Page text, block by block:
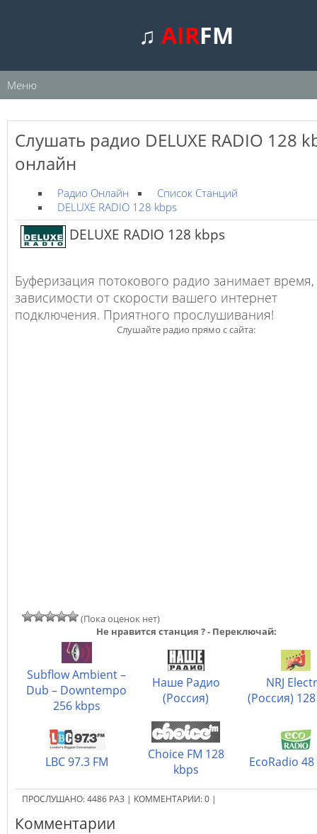
♫AIRFM
Меню
Слушать радио DELUXE RADIO 128
онлайн
Радио Онлайн
Список Станций
DELUXE RADIO 128 kbps
DELUXE RADIO 128 kbps
Буферизация потокового радио занимает время,
зависимости от скорости вашего интернет
подключения. Приятного прослушивания!
Слушайте радио прямо с сайта:
(Пока оценок нет)
Не нравится станция ? - Переключай:
Subflow Ambient –
Dub – Downtempo
256 kbps
Наше Радио
(Россия)
NRJ
(Россия)
LBC 97.3 FM
Choice FM 128
kbps
EcoRadio
ПРОСЛУШАНО:4486 РАЗ | КОММЕНТАРИИ:0 |
Комментарии